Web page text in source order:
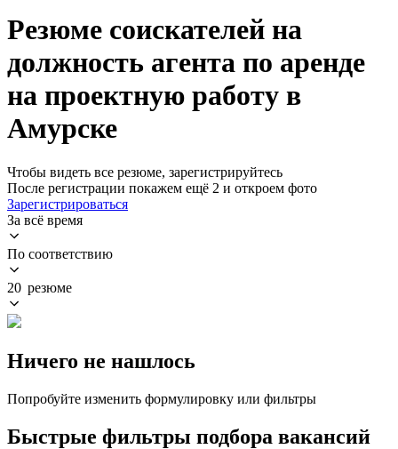
Резюме соискателей на
должность агента по аренде
на проектную работу в
Амурске
Чтобы видеть все резюме, зарегистрируйтесь
После регистрации покажем ещё 2 и откроем фото
Зарегистрироваться
За всё время
По соответствию
20 резюме
Ничего не нашлось
Попробуйте изменить формулировку или фильтры
Быстрые фильтры подбора вакансий